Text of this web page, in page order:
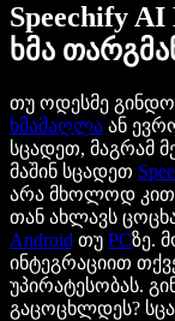
Speechify
ხმა
თუ ოდესმე
ხმამაღლა ან
სცადეთ, მაგრამ
მაშინ სცადეთ
არა მხოლოდ
თან ახლავს
Android თუ PCზე.
ინტეგრაციით
უპირატესობას.
გაცოცხლდეს?